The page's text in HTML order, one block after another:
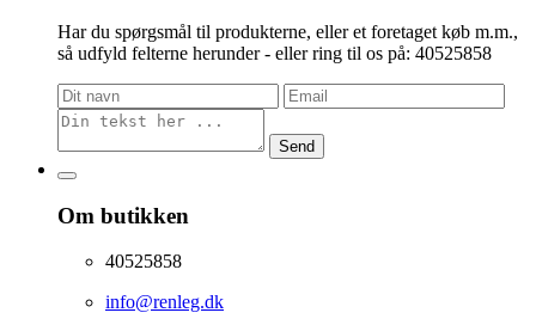
Har du spørgsmål til produkterne, eller et foretaget køb m.m.,
så udfyld felterne herunder - eller ring til os på: 40525858
Send
Om butikken
40525858
info@renleg.dk